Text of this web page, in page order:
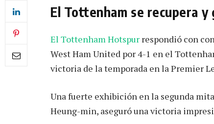
El Tottenham se recupera y
El Tottenham Hotspur respondió con
West Ham United por 4-1 en el
victoria de la temporada en la Premier
Una fuerte exhibición en la segunda
Heung-min, aseguró una victoria